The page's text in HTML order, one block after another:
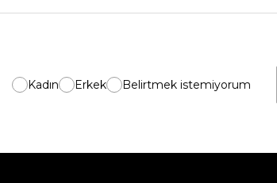
Kadın Erkek Belirtmek istemiyorum